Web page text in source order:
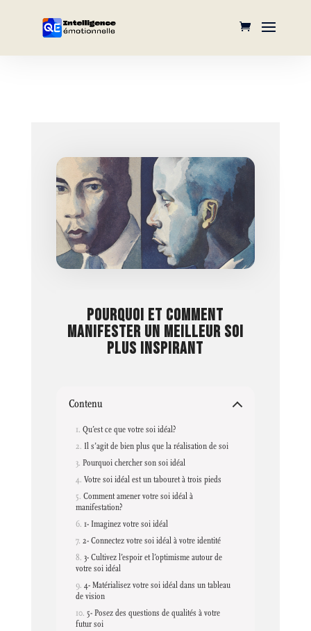
POURQUOI ET COMMENT
MANIFESTER UN MEILLEUR SOI
PLUS INSPIRANT
Contenu
Qu’est ce que votre soi idéal?
Il s’agit de bien plus que la réalisation de soi
Pourquoi chercher son soi idéal
Votre soi idéal est un tabouret à trois pieds
Comment amener votre soi idéal à
manifestation?
1- Imaginez votre soi idéal
2- Connectez votre soi idéal à votre identité
3- Cultivez l’espoir et l’optimisme autour de
votre soi idéal
4- Matérialisez votre soi idéal dans un tableau
de vision
5- Posez des questions de qualités à votre
futur soi